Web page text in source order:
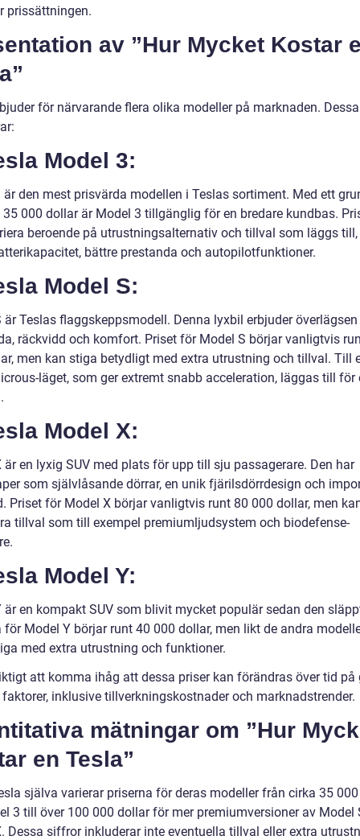
prissättningen.
av ”Hur Mycket Kostar
för närvarande flera olika modeller på marknaden. Dessa
Model 3:
är den mest prisvärda modellen i Teslas sortiment. Med ett
000 dollar är Model 3 tillgänglig för en bredare kundbas.
beroende på utrustningsalternativ och tillval som läggs
bättre prestanda och autopilotfunktioner.
Model S:
är Teslas flaggskeppsmodell. Denna lyxbil erbjuder överlägsen
räckvidd och komfort. Priset för Model S börjar vanligtvis
men kan stiga betydligt med extra utrustning och tillval. Till
läget, som ger extremt snabb acceleration, läggas till för
Model X:
är en lyxig SUV med plats för upp till sju passagerare. Den har
som självlåsande dörrar, en unik fjärilsdörrdesign och
Priset för Model X börjar vanligtvis runt 80 000 dollar, men
tillval som till exempel premiumljudsystem och biodefense-
Model Y:
är en kompakt SUV som blivit mycket populär sedan den
för Model Y börjar runt 40 000 dollar, men likt de andra
med extra utrustning och funktioner.
att komma ihåg att dessa priser kan förändras över tid på
inklusive tillverkningskostnader och marknadstrender.
mätningar om ”Hur
en Tesla”
själva varierar priserna för deras modeller från cirka 35
3 till över 100 000 dollar för mer premiumversioner av Model
Dessa siffror inkluderar inte eventuella tillval eller extra